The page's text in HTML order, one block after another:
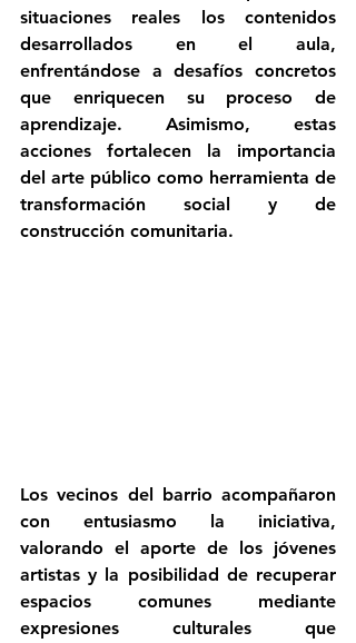
situaciones reales los contenidos
desarrollados en el aula,
enfrentándose a desafíos concretos
que enriquecen su proceso de
aprendizaje. Asimismo, estas
acciones fortalecen la importancia
del arte público como herramienta de
transformación social y de
construcción comunitaria.
Los vecinos del barrio acompañaron
con entusiasmo la iniciativa,
valorando el aporte de los jóvenes
artistas y la posibilidad de recuperar
espacios comunes mediante
expresiones culturales que